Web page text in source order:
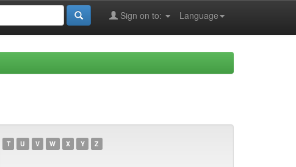
Language
Sign on to:
T U V W X Y Z